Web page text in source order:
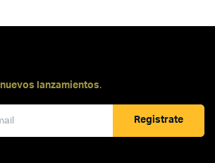
nuevos lanzamientos.
Registrate